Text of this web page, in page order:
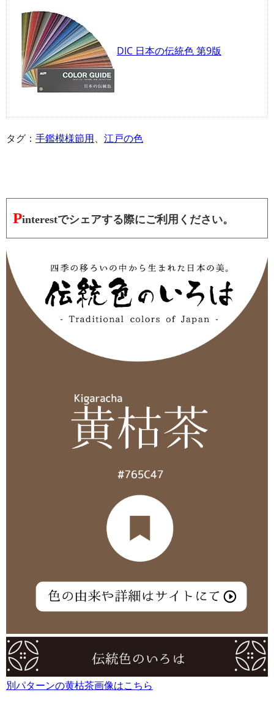
DIC 日本の伝統色 第9版
タグ： 手鑑模様節用、 江戸の色
Pinterestでシェアする際にご利用ください。
別パターンの黄枯茶画像はこちら